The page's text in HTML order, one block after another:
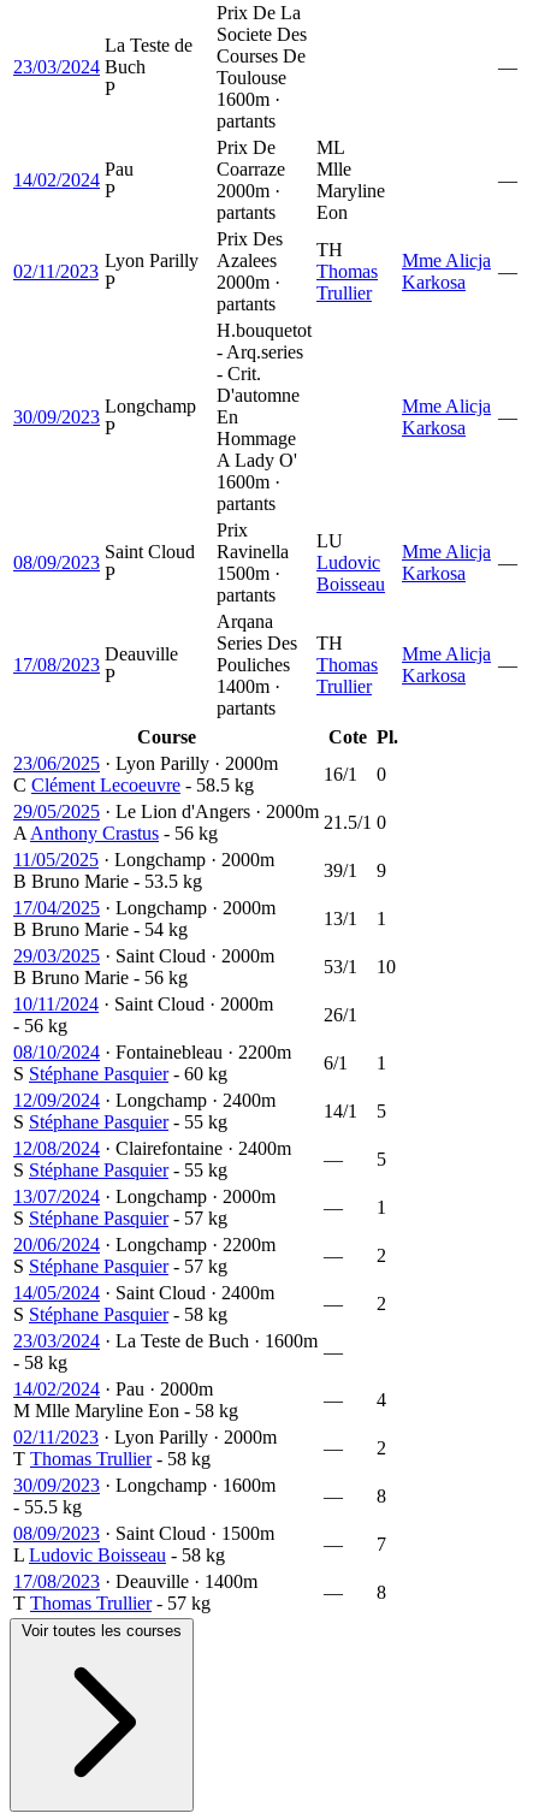
23/03/2024
La Teste de
Buch
P
Prix De La
Societe Des
Courses De
Toulouse
1600m ·
partants
—
14/02/2024
Pau
P
Prix De
Coarraze
2000m ·
partants
ML
Mlle
Maryline
Eon
—
02/11/2023
Lyon Parilly
P
Prix Des
Azalees
2000m ·
partants
TH
Thomas
Trullier
Mme Alicja
Karkosa
—
30/09/2023
Longchamp
P
H.bouquetot
- Arq.series
- Crit.
D'automne
En
Hommage
A Lady O'
1600m ·
partants
Mme Alicja
Karkosa
—
08/09/2023
Saint Cloud
P
Prix
Ravinella
1500m ·
partants
LU
Ludovic
Boisseau
Mme Alicja
Karkosa
—
17/08/2023
Deauville
P
Arqana
Series Des
Pouliches
1400m ·
partants
TH
Thomas
Trullier
Mme Alicja
Karkosa
—
Course Cote Pl.
23/06/2025 · Lyon Parilly · 2000m
C Clément Lecoeuvre - 58.5 kg
16/1
0
29/05/2025 · Le Lion d'Angers · 2000m
A Anthony Crastus - 56 kg
21.5/1 0
11/05/2025 · Longchamp · 2000m
B Bruno Marie - 53.5 kg
39/1
9
17/04/2025 · Longchamp · 2000m
B Bruno Marie - 54 kg
13/1
1
29/03/2025 · Saint Cloud · 2000m
B Bruno Marie - 56 kg
53/1
10
10/11/2024 · Saint Cloud · 2000m
- 56 kg
26/1
08/10/2024 · Fontainebleau · 2200m
S Stéphane Pasquier - 60 kg
6/1
1
12/09/2024 · Longchamp · 2400m
S Stéphane Pasquier - 55 kg
14/1
5
12/08/2024 · Clairefontaine · 2400m
S Stéphane Pasquier - 55 kg
—
5
13/07/2024 · Longchamp · 2000m
S Stéphane Pasquier - 57 kg
—
1
20/06/2024 · Longchamp · 2200m
S Stéphane Pasquier - 57 kg
—
2
14/05/2024 · Saint Cloud · 2400m
S Stéphane Pasquier - 58 kg
—
2
23/03/2024 · La Teste de Buch · 1600m
- 58 kg
—
14/02/2024 · Pau · 2000m
M Mlle Maryline Eon - 58 kg
—
4
02/11/2023 · Lyon Parilly · 2000m
T Thomas Trullier - 58 kg
—
2
30/09/2023 · Longchamp · 1600m
- 55.5 kg
—
8
08/09/2023 · Saint Cloud · 1500m
L Ludovic Boisseau - 58 kg
—
7
17/08/2023 · Deauville · 1400m
T Thomas Trullier - 57 kg
— 8
Voir toutes les courses